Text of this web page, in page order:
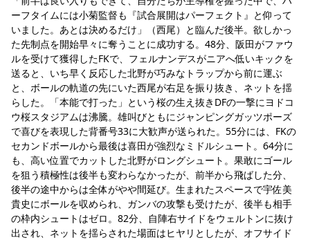
ーフタイムには小菊監督も『試合展開はパーフェクト』と仰って
いました。あとは決めるだけ」（西尾）と臨んだ後半。欲しかっ
た先制点を開始早々に奪うことに成功する。48分、阪田がファウ
ルを受けて獲得したFKで、フェルナンデスがニアへ低いキックを
送ると、いち早く反応した北野が巧みなトラップから前に運ぶ
と、ボールの軌道の先にいた西尾が右足を振り抜き、ネットを揺
らした。「本能で打った」という桜の生え抜きDFの一撃にヨドコ
ウ桜スタジアムは沸騰。雄叫びともにジャンピングガッツポーズ
で喜びを表現した背番号33に大歓声が送られた。55分には、FKの
セカンドボールから最後は喜田が強烈なミドルシュート。64分に
も、高い位置でカットした北野がロングシュート。果敢にゴール
を狙う積極性は後半も変わらなかったが、前半から飛ばした分、
後半の途中からは全体がやや間延び。生まれたスペースで宇佐美
貴史にボールを収められ、ガンバの攻撃も受けたが、後半も相手
の枠内シュートはゼロ。82分、自陣右サイドをウェルトンに抜け
出され、ネットを揺らされた場面はヒヤリとしたが、オフサイド